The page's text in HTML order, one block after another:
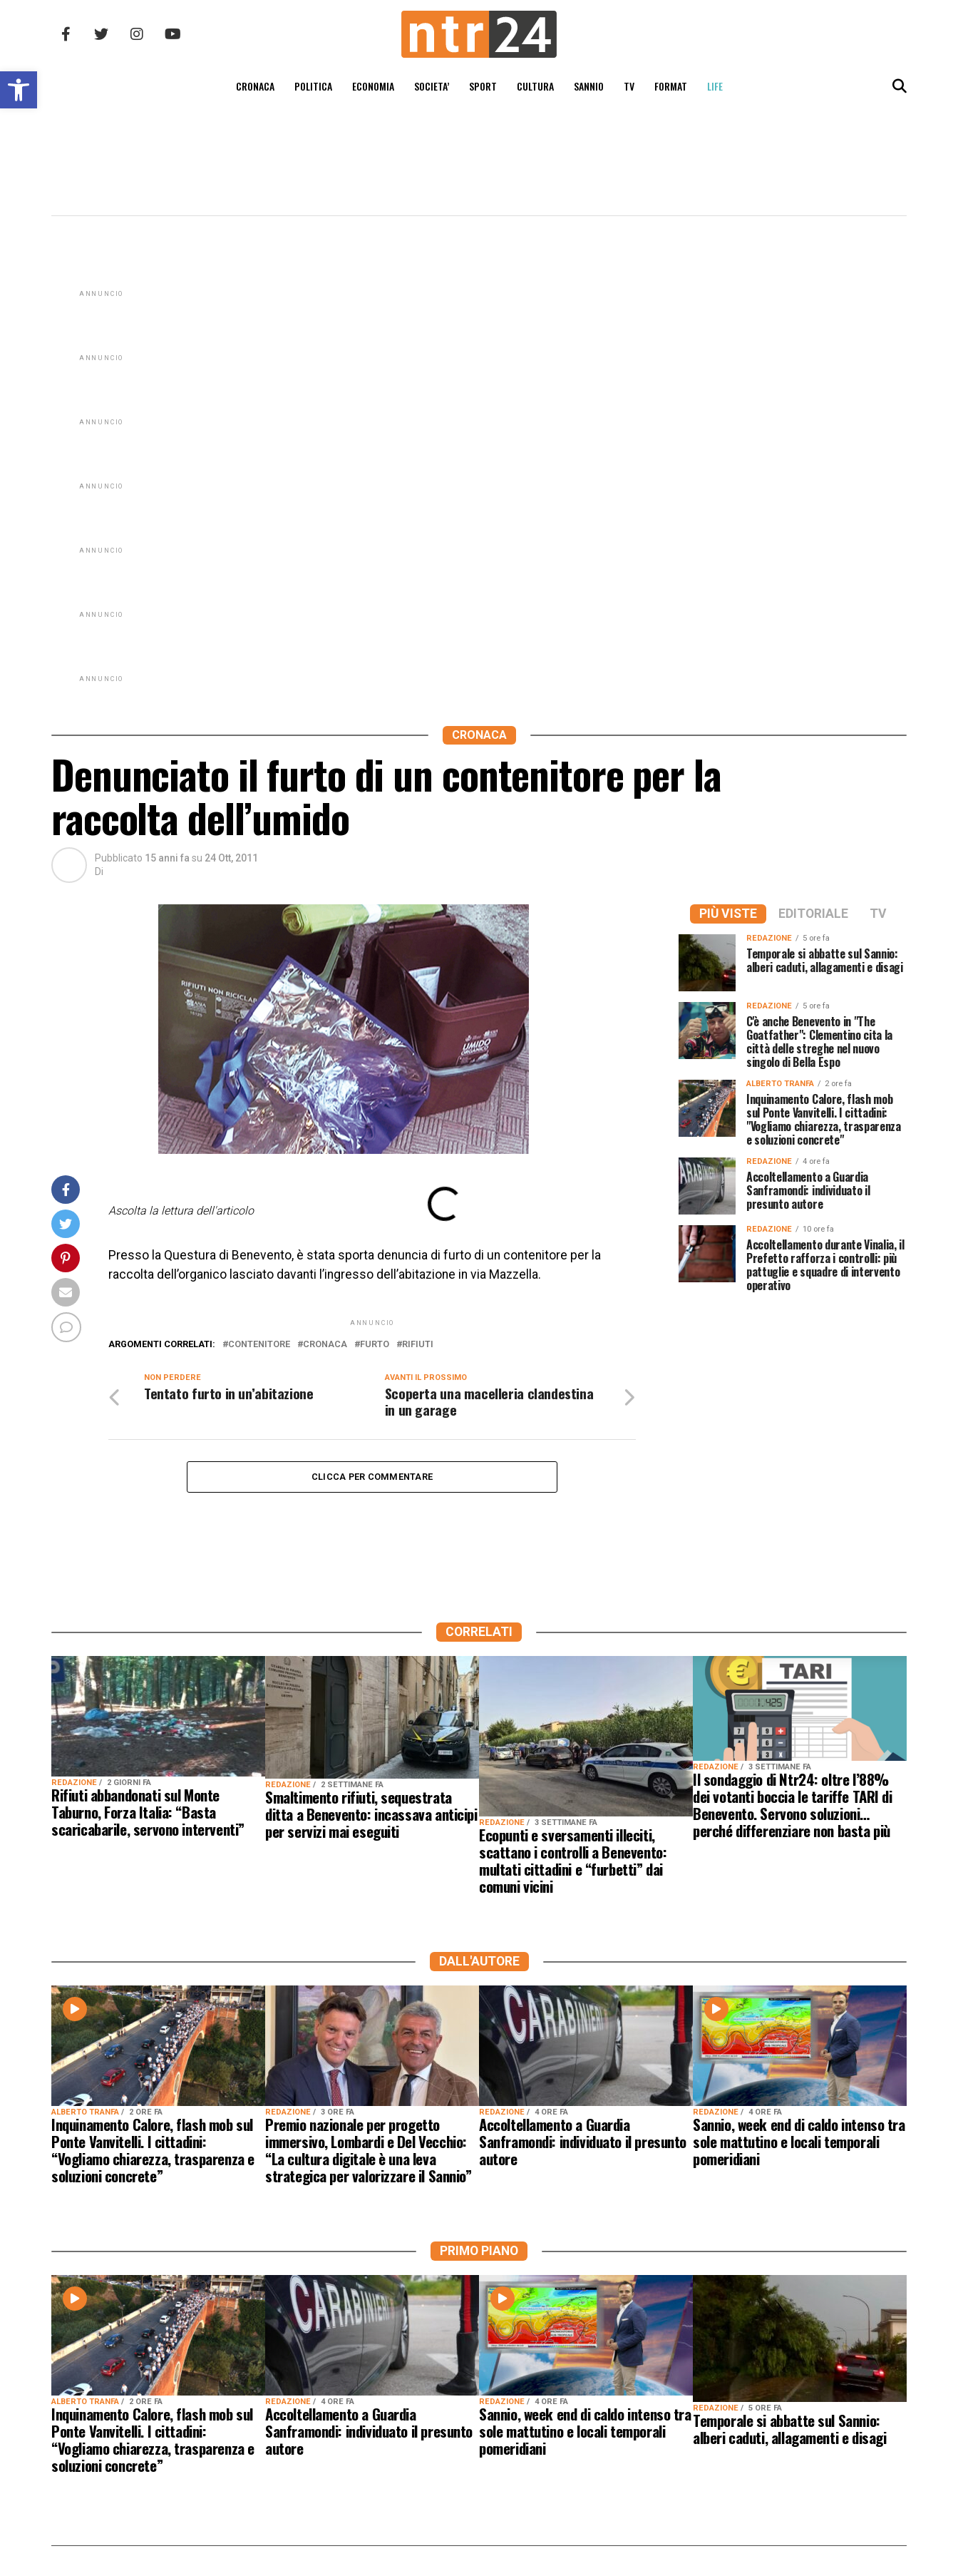
Open toolbar CRONACA POLITICA ECONOMIA SOCIETA’ SPORT CULTURA SANNIO TV FORMAT LIFE
ANNUNCIO
ANNUNCIO
ANNUNCIO
ANNUNCIO
ANNUNCIO
ANNUNCIO
ANNUNCIO
CRONACA
Denunciato il furto di un contenitore per la
raccolta dell’umido
Pubblicato 15 anni fa su 24 Ott, 2011
Di
Ascolta la lettura dell'articolo
Presso la Questura di Benevento, è stata sporta denuncia di furto di un contenitore per la
raccolta dell’organico lasciato davanti l’ingresso dell’abitazione in via Mazzella.
ANNUNCIO
ARGOMENTI CORRELATI: CONTENITORE CRONACA FURTO RIFIUTI
AVANTI IL ​​PROSSIMO
Scoperta una macelleria clandestina
in un garage
NON PERDERE
Tentato furto in un’abitazione
CLICCA PER COMMENTARE
PIÙ VISTE EDITORIALE TV
REDAZIONE 5 ore fa
Temporale si abbatte sul Sannio:
alberi caduti, allagamenti e disagi
REDAZIONE 5 ore fa
C'è anche Benevento in "The
Goatfather": Clementino cita la
città delle streghe nel nuovo
singolo di Bella Espo
ALBERTO TRANFA 2 ore fa
Inquinamento Calore, flash mob
sul Ponte Vanvitelli. I cittadini:
"Vogliamo chiarezza, trasparenza
e soluzioni concrete"
REDAZIONE 4 ore fa
Accoltellamento a Guardia
Sanframondi: individuato il
presunto autore
REDAZIONE 10 ore fa
Accoltellamento durante Vinalia, il
Prefetto rafforza i controlli: più
pattuglie e squadre di intervento
operativo
CORRELATI
REDAZIONE 2 GIORNI FA
Rifiuti abbandonati sul Monte
Taburno, Forza Italia: “Basta
scaricabarile, servono interventi”
REDAZIONE 2 SETTIMANE FA
Smaltimento rifiuti, sequestrata
ditta a Benevento: incassava anticipi
per servizi mai eseguiti REDAZIONE 3 SETTIMANE FA
Ecopunti e sversamenti illeciti,
scattano i controlli a Benevento:
multati cittadini e “furbetti” dai
comuni vicini
REDAZIONE 3 SETTIMANE FA
Il sondaggio di Ntr24: oltre l’88%
dei votanti boccia le tariffe TARI di
Benevento. Servono soluzioni…
perché differenziare non basta più
DALL'AUTORE
ALBERTO TRANFA 2 ORE FA
Inquinamento Calore, flash mob sul
Ponte Vanvitelli. I cittadini:
“Vogliamo chiarezza, trasparenza e
soluzioni concrete”
REDAZIONE 3 ORE FA
Premio nazionale per progetto
immersivo, Lombardi e Del Vecchio:
“La cultura digitale è una leva
strategica per valorizzare il Sannio”
REDAZIONE 4 ORE FA
Accoltellamento a Guardia
Sanframondi: individuato il presunto
autore
REDAZIONE 4 ORE FA
Sannio, week end di caldo intenso tra
sole mattutino e locali temporali
pomeridiani
PRIMO PIANO
ALBERTO TRANFA 2 ORE FA
Inquinamento Calore, flash mob sul
Ponte Vanvitelli. I cittadini:
“Vogliamo chiarezza, trasparenza e
soluzioni concrete”
REDAZIONE 4 ORE FA
Accoltellamento a Guardia
Sanframondi: individuato il presunto
autore
REDAZIONE 4 ORE FA
Sannio, week end di caldo intenso tra
sole mattutino e locali temporali
pomeridiani
REDAZIONE 5 ORE FA
Temporale si abbatte sul Sannio:
alberi caduti, allagamenti e disagi